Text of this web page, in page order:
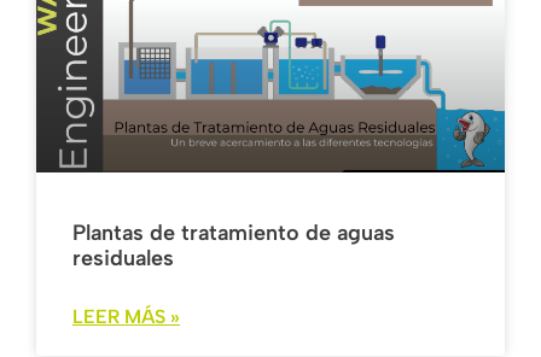
Plantas de tratamiento de aguas
residuales
LEER MÁS »